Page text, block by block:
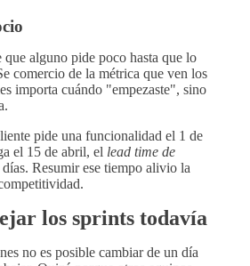
que alguno pide poco hasta que lo
comercio de la métrica que ven los
importa cuándo "empezaste", sino
pide una funcionalidad el 1 de
el 15 de abril, el lead time de
días. Resumir ese tiempo alivio la
los sprints todavía
no es posible cambiar de un día